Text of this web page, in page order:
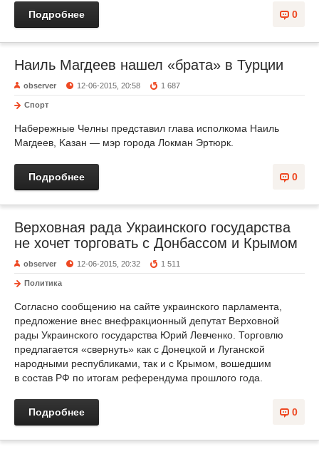
0
Подробнее
Наиль Магдеев нашел «брата» в Турции
observer 12-06-2015, 20:58 1 687
Спорт
Набережные Челны представил глава исполкома Наиль
Магдеев, Kaзaн — мэр города Локман Эртюрк.
0
Подробнее
Верховная рада Украинского государства
не хочет торговать с Донбассом и Крымом
observer 12-06-2015, 20:32 1 511
Политика
Согласно сообщению на сайте украинского парламента,
предложение внес внефракционный депутат Верховной
рады Украинского государства Юрий Левченко. Торговлю
предлагается «свернуть» как с Донецкой и Луганской
народными республиками, так и с Крымом, вошедшим
в состав РФ по итогам референдума прошлого года.
0
Подробнее